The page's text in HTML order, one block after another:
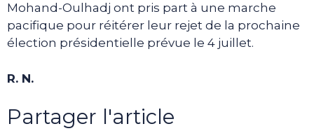
Mohand-Oulhadj ont pris part à une marche
pacifique pour réitérer leur rejet de la prochaine
élection présidentielle prévue le 4 juillet.
R. N.
Partager l'article